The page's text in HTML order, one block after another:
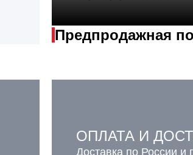
Предпродажная
ОПЛАТА И
Доставка по России и